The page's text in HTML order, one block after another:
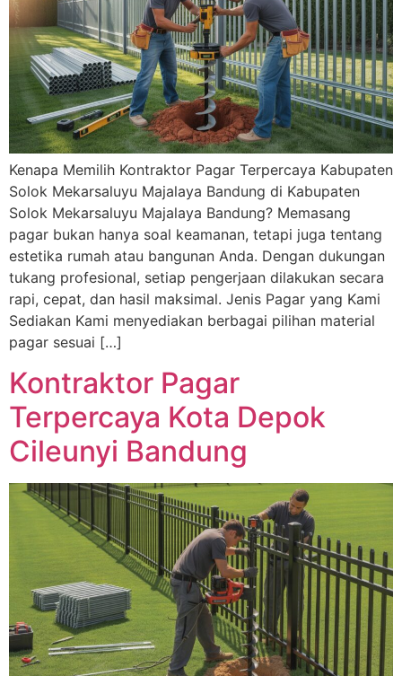
Kenapa Memilih Kontraktor Pagar Terpercaya Kabupaten
Solok Mekarsaluyu Majalaya Bandung di Kabupaten
Solok Mekarsaluyu Majalaya Bandung? Memasang
pagar bukan hanya soal keamanan, tetapi juga tentang
estetika rumah atau bangunan Anda. Dengan dukungan
tukang profesional, setiap pengerjaan dilakukan secara
rapi, cepat, dan hasil maksimal. Jenis Pagar yang Kami
Sediakan Kami menyediakan berbagai pilihan material
pagar sesuai […]
Kontraktor Pagar
Terpercaya Kota Depok
Cileunyi Bandung